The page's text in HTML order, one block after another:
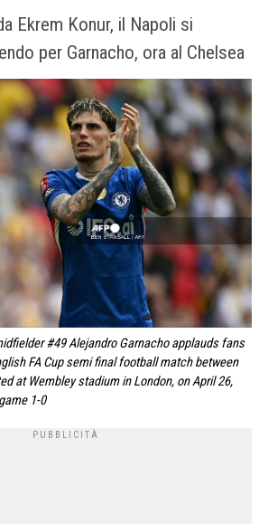
Ekrem Konur, il Napoli si
per Garnacho, ora al Chelsea
#49 Alejandro Garnacho applauds fans
FA Cup semi final football match between
at Wembley stadium in London, on April 26,
1-0